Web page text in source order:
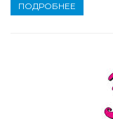
ПОДРОБНЕЕ